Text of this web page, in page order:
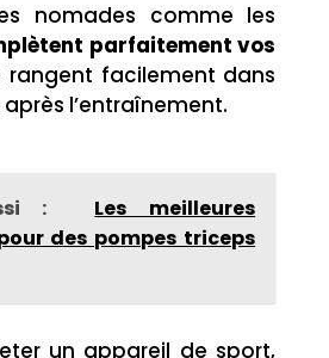
nomades comme les
parfaitement vos
rangent facilement dans
l’entraînement.
:
Les meilleures
des pompes triceps
un appareil de sport,